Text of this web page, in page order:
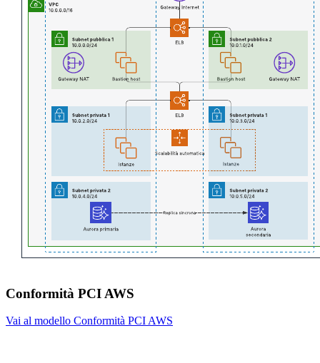
Conformità PCI AWS
Vai al modello Conformità PCI AWS